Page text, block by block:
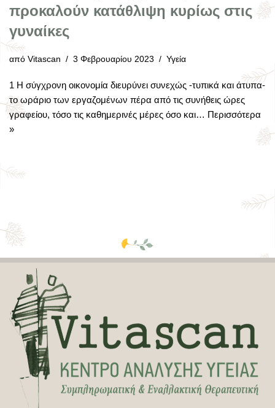
προκαλούν κατάθλιψη κυρίως στις
γυναίκες
από Vitascan 3 Φεβρουαρίου 2023 Υγεία
1 Η σύγχρονη οικονομία διευρύνει συνεχώς -τυπικά και άτυπα-
το ωράριο των εργαζομένων πέρα από τις συνήθεις ώρες
γραφείου, τόσο τις καθημερινές μέρες όσο και… Περισσότερα
»